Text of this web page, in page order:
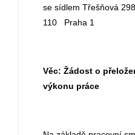
se sídlem Třešňová
110 Praha 1
Věc: Žádost o
výkonu práce